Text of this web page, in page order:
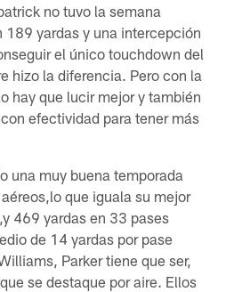
no tuvo la semana
189 yardas y una intercepción
el único touchdown del
hizo la diferencia. Pero con la
hay que lucir mejor y también
efectividad para tener más
una muy buena temporada
que iguala su mejor
469 yardas en 33 pases
de 14 yardas por pase
Parker tiene que ser,
se destaque por aire. Ellos